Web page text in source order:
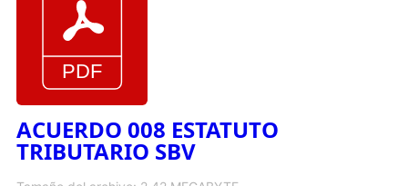
ACUERDO 008 ESTATUTO
TRIBUTARIO SBV